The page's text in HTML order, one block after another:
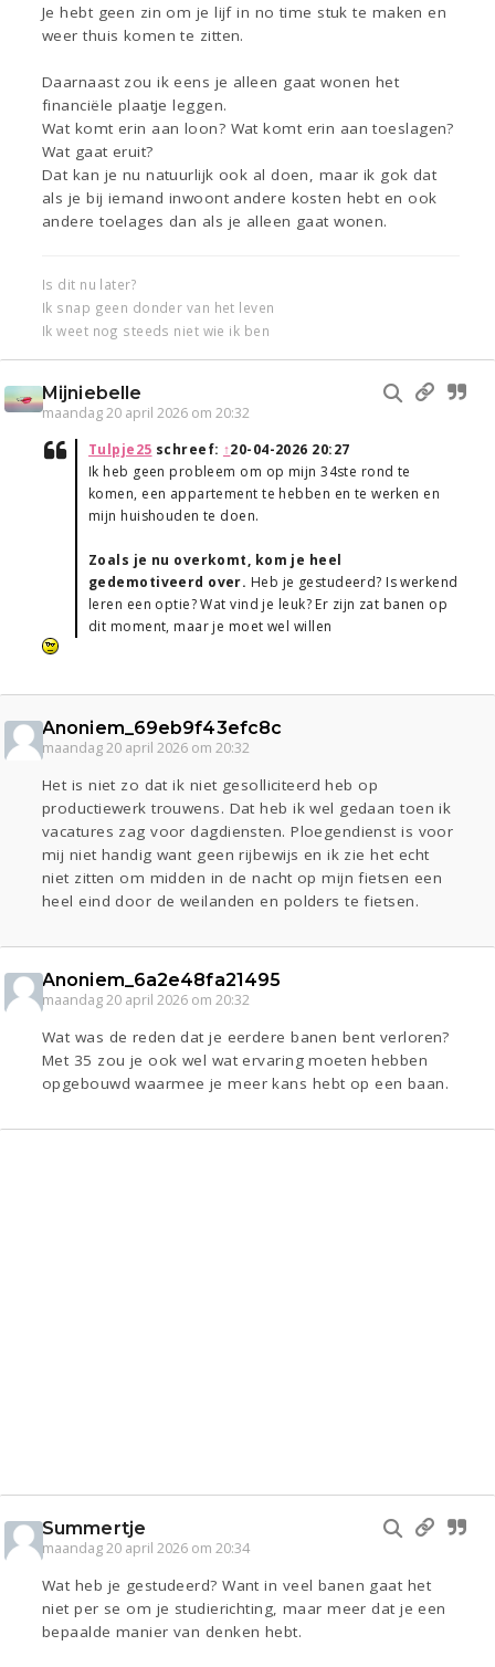
Je hebt geen zin om je lijf in no time stuk te maken en
weer thuis komen te zitten.
Daarnaast zou ik eens je alleen gaat wonen het
financiële plaatje leggen.
Wat komt erin aan loon? Wat komt erin aan toeslagen?
Wat gaat eruit?
Dat kan je nu natuurlijk ook al doen, maar ik gok dat
als je bij iemand inwoont andere kosten hebt en ook
andere toelages dan als je alleen gaat wonen.
Is dit nu later?
Ik snap geen donder van het leven
Ik weet nog steeds niet wie ik ben
Mijniebelle
maandag 20 april 2026 om 20:32
Tulpje25 schreef: ↑20-04-2026 20:27
Ik heb geen probleem om op mijn 34ste rond te
komen, een appartement te hebben en te werken en
mijn huishouden te doen.
Zoals je nu overkomt, kom je heel
gedemotiveerd over. Heb je gestudeerd? Is werkend
leren een optie? Wat vind je leuk? Er zijn zat banen op
dit moment, maar je moet wel willen
Anoniem_69eb9f43efc8c
maandag 20 april 2026 om 20:32
Het is niet zo dat ik niet gesolliciteerd heb op
productiewerk trouwens. Dat heb ik wel gedaan toen ik
vacatures zag voor dagdiensten. Ploegendienst is voor
mij niet handig want geen rijbewijs en ik zie het echt
niet zitten om midden in de nacht op mijn fietsen een
heel eind door de weilanden en polders te fietsen.
Anoniem_6a2e48fa21495
maandag 20 april 2026 om 20:32
Wat was de reden dat je eerdere banen bent verloren?
Met 35 zou je ook wel wat ervaring moeten hebben
opgebouwd waarmee je meer kans hebt op een baan.
Summertje
maandag 20 april 2026 om 20:34
Wat heb je gestudeerd? Want in veel banen gaat het
niet per se om je studierichting, maar meer dat je een
bepaalde manier van denken hebt.